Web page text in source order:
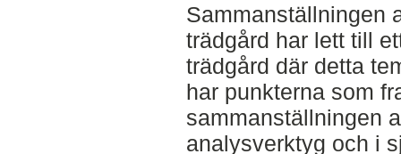
Sammanställningen
trädgård har lett till
trädgård där detta
har punkterna som
sammanställningen
analysverktyg och i